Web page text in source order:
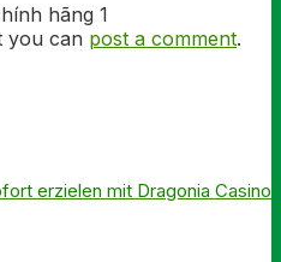
hãng 1
you can post a comment.
erzielen mit Dragonia Casino